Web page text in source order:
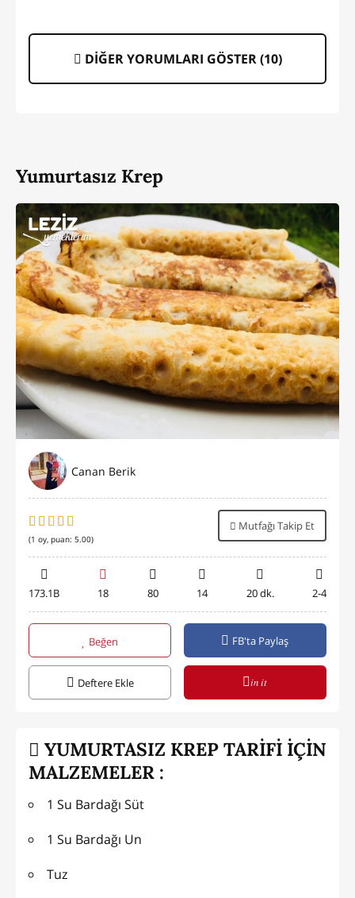
DİĞER YORUMLARI GÖSTER (10)
Yumurtasız Krep
Canan Berik
(1 oy, puan: 5.00)
Mutfağı Takip Et
173.1B 18 80 14 20 dk. 2-4
Beğen FB'ta Paylaş
Deftere Ekle in it
YUMURTASIZ KREP TARİFİ İÇİN
MALZEMELER :
1 Su Bardağı Süt
1 Su Bardağı Un
Tuz